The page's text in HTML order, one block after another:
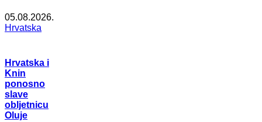
05.08.2026.
Hrvatska
Hrvatska i
Knin
ponosno
slave
obljetnicu
Oluje